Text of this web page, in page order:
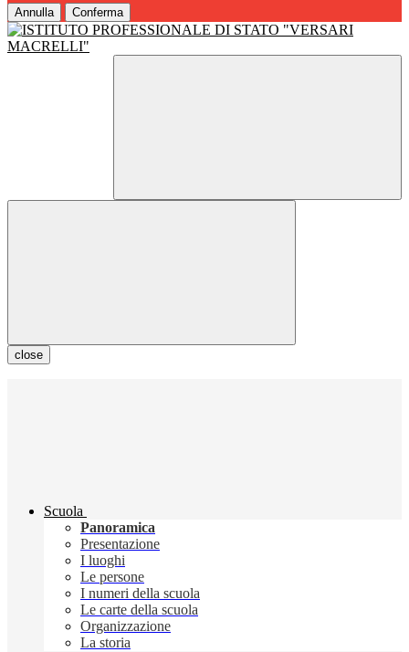
Annulla Conferma
close
Scuola
Panoramica
Presentazione
I luoghi
Le persone
I numeri della scuola
Le carte della scuola
Organizzazione
La storia